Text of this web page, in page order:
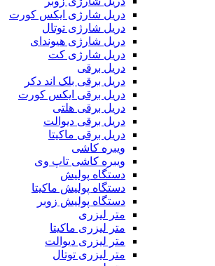
دریل شارژی ایکس کورت
دریل شارژی توتال
دریل شارژی هیوندای
دریل شارژی کت
دریل برقی
دریل برقی بلک اند دکر
دریل برقی ایکس کورت
دریل برقی هلتی
دریل برقی دیوالت
دریل برقی ماکیتا
ویبره کاشی
ویبره کاشی تاپ وی
دستگاه پولیش
دستگاه پولیش ماکیتا
دستگاه پولیش زوبر
متر لیزری
متر لیزری ماکیتا
متر لیزری دیوالت
متر لیزری توتال